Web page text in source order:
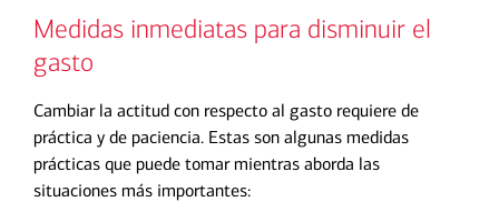
Medidas inmediatas para disminuir el
gasto
Cambiar la actitud con respecto al gasto requiere de
práctica y de paciencia. Estas son algunas medidas
prácticas que puede tomar mientras aborda las
situaciones más importantes: